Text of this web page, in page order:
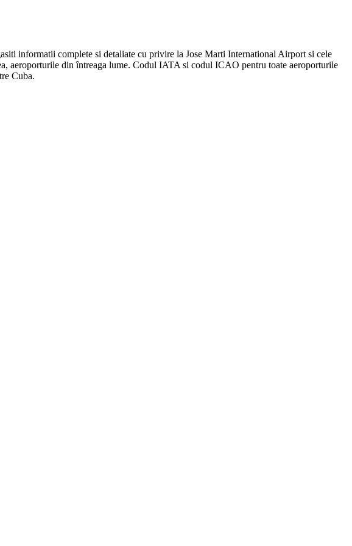
informatii complete si detaliate cu privire la Jose Marti International Airport si cele
aeroporturile din întreaga lume. Codul IATA si codul ICAO pentru toate aeroporturile
Cuba.